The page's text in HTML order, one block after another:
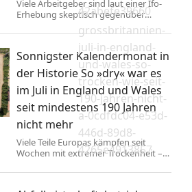
Viele Arbeitgeber sind laut einer Ifo-
Erhebung skeptisch gegenüber
Teilkrankschreibungen. Sie
befürchten schwierige
Abgrenzungsfälle – auch wenn sie
profitieren könnten.
42abefe39660
Sonnigster Kalendermonat in
der Historie So »dry« war es
im Juli in England und Wales
seit mindestens 190 Jahren
nicht mehr
Viele Teile Europas kämpfen seit
Wochen mit extremer Trockenheit –
Niederschlag und starker
in-
grossbritannien-
juli-in-england-
und-wales-so-
trocken-wie-seit-
190-jahren-nicht-
a-0cdfdc04-e53d-
446d-89d8-
4265e4913857